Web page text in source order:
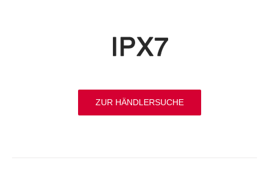
ZUR HÄNDLERSUCHE